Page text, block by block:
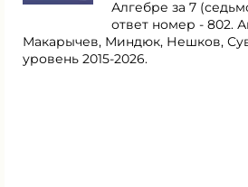
Алгебре за 7
ответ номер - 802.
Макарычев, Миндюк, Нешков,
уровень 2015-2026.